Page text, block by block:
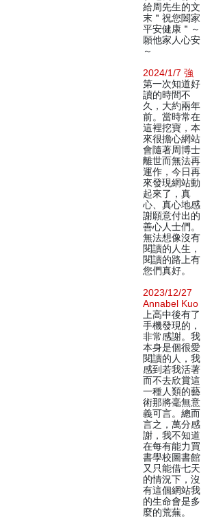
給周先生的文
末＂祝您闔家
平安健康＂～
願他家人心安
～
2024/1/7 強
第一次知道好
讀的時間不
久，大約兩年
前。當時常在
這裡挖寶，本
來很擔心網站
會隨著周博士
離世而無法再
運作，今日再
來發現網站動
起來了，真
心、真心地感
謝願意付出的
善心人士們。
無法想像沒有
閱讀的人生，
閱讀的路上有
您們真好。
2023/12/27
Annabel Kuo
上高中後有了
手機發現的，
非常感謝。我
本身是個很愛
閱讀的人，我
感到若我活著
而不去欣賞這
一種人類的藝
術那將毫無意
義可言。總而
言之，萬分感
謝，我不知道
在每有能力買
書學校圖書館
又只能借七天
的情況下，沒
有這個網站我
的生命會是多
麼的荒蕪。